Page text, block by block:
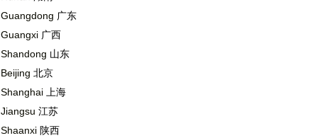
Guangdong 广东
Guangxi 广西
Shandong 山东
Beijing 北京
Shanghai 上海
Jiangsu 江苏
Shaanxi 陕西